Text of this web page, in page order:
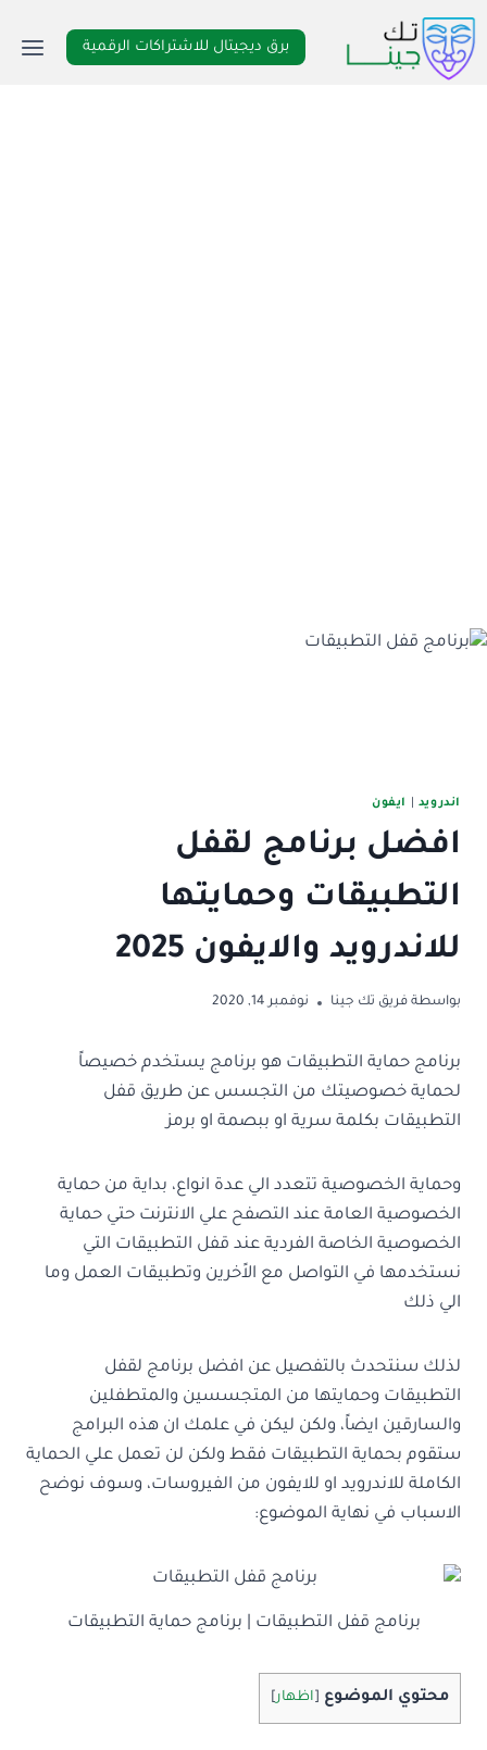
التجاوز
إلى
المحتوى
برق ديجيتال للاشتراكات الرقمية
اندرويد ايفون
افضل برنامج لقفل
التطبيقات وحمايتها
للاندرويد والايفون 2025
بواسطة فريق تك جينا نوفمبر 14, 2020
برنامج حماية التطبيقات هو برنامج يستخدم خصيصاً
لحماية خصوصيتك من التجسس عن طريق قفل
التطبيقات بكلمة سرية او ببصمة او برمز
وحماية الخصوصية تتعدد الي عدة انواع، بداية من حماية
الخصوصية العامة عند التصفح علي الانترنت حتي حماية
الخصوصية الخاصة الفردية عند قفل التطبيقات التي
نستخدمها في التواصل مع الاًخرين وتطبيقات العمل وما
الي ذلك
لذلك سنتحدث بالتفصيل عن افضل برنامج لقفل
التطبيقات وحمايتها من المتجسسين والمتطفلين
والسارقين ايضاً، ولكن ليكن في علمك ان هذه البرامج
ستقوم بحماية التطبيقات فقط ولكن لن تعمل علي الحماية
الكاملة للاندرويد او للايفون من الفيروسات، وسوف نوضح
الاسباب في نهاية الموضوع:
برنامج قفل التطبيقات | برنامج حماية التطبيقات
محتوي الموضوع [اظهار]